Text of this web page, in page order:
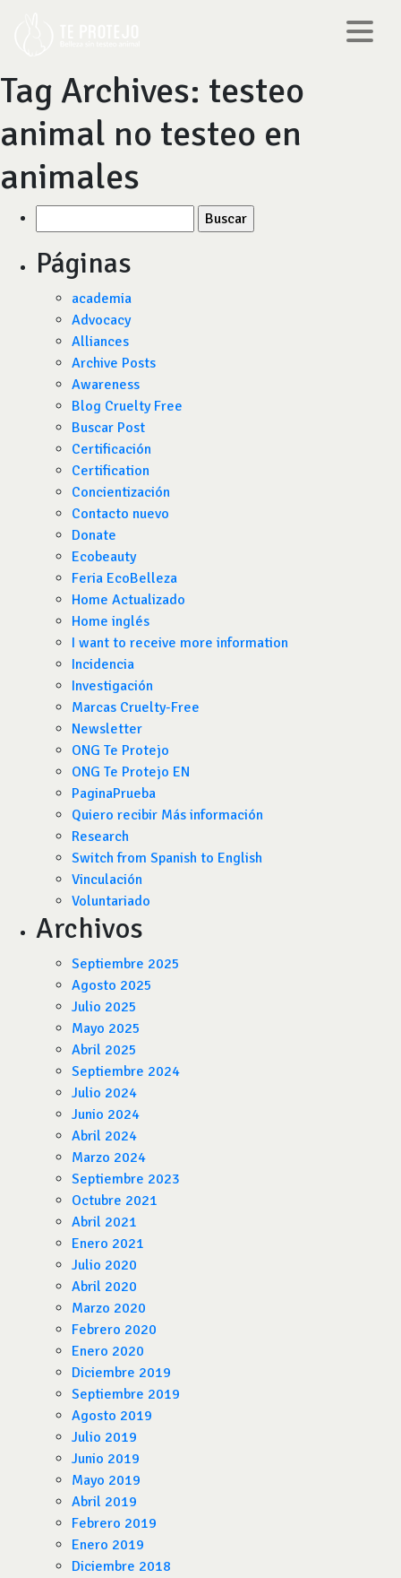
Tag Archives: testeo
animal no testeo en
animales
por:
Páginas
academia
Advocacy
Alliances
Archive Posts
Awareness
Blog Cruelty Free
Buscar Post
Certificación
Certification
Concientización
Contacto nuevo
Donate
Ecobeauty
Feria EcoBelleza
Home Actualizado
Home inglés
I want to receive more information
Incidencia
Investigación
Marcas Cruelty-Free
Newsletter
ONG Te Protejo
ONG Te Protejo EN
PaginaPrueba
Quiero recibir Más información
Research
Switch from Spanish to English
Vinculación
Voluntariado
Archivos
Septiembre 2025
Agosto 2025
Julio 2025
Mayo 2025
Abril 2025
Septiembre 2024
Julio 2024
Junio 2024
Abril 2024
Marzo 2024
Septiembre 2023
Octubre 2021
Abril 2021
Enero 2021
Julio 2020
Abril 2020
Marzo 2020
Febrero 2020
Enero 2020
Diciembre 2019
Septiembre 2019
Agosto 2019
Julio 2019
Junio 2019
Mayo 2019
Abril 2019
Febrero 2019
Enero 2019
Diciembre 2018